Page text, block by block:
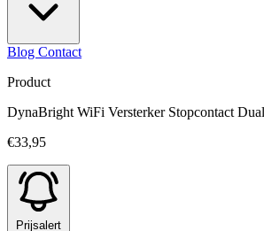
Blog Contact
Product
DynaBright WiFi Versterker Stopcontact
€33,95
Prijsalert